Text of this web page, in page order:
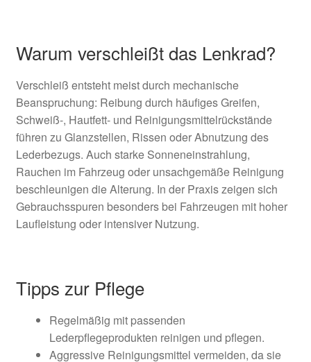
Warum verschleißt das Lenkrad?
Verschleiß entsteht meist durch mechanische
Beanspruchung: Reibung durch häufiges Greifen,
Schweiß-, Hautfett- und Reinigungsmittelrückstände
führen zu Glanzstellen, Rissen oder Abnutzung des
Lederbezugs. Auch starke Sonneneinstrahlung,
Rauchen im Fahrzeug oder unsachgemäße Reinigung
beschleunigen die Alterung. In der Praxis zeigen sich
Gebrauchsspuren besonders bei Fahrzeugen mit hoher
Laufleistung oder intensiver Nutzung.
Tipps zur Pflege
Regelmäßig mit passenden
Lederpflegeprodukten reinigen und pflegen.
Aggressive Reinigungsmittel vermeiden, da sie